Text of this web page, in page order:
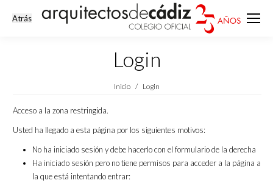
Login
Estás aquí:
Inicio Login
Acceso a la zona restringida.
Usted ha llegado a esta página por los siguientes motivos:
No ha iniciado sesión y debe hacerlo con el formulario de la derecha
Ha iniciado sesión pero no tiene permisos para acceder a la página a
la que está intentando entrar: